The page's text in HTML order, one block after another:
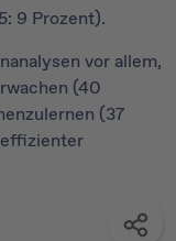
9 Prozent).
vor allem,
(40
(37